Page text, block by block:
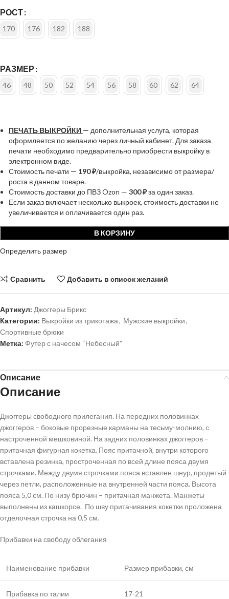
РОСТ
170 176 182 188
РАЗМЕР
46 48 50 52 54 56 58 60 62 64
ПЕЧАТЬ ВЫКРОЙКИ — дополнительная услуга, которая
оформляется по желанию через личный кабинет. Для заказа
печати необходимо предварительно приобрести выкройку в
электронном виде.
Стоимость печати — 190 ₽/выкройка, независимо от размера/
роста в данном товаре.
Стоимость доставки до ПВЗ Ozon — 300 ₽за один заказ.
Если заказ включает несколько выкроек, стоимость доставки не
увеличивается и оплачивается один раз.
В КОРЗИНУ
Определить размер
Сравнить Добавить в список желаний
Артикул: Джоггеры Брикс
Категории: Выкройки из трикотажа, Мужские выкройки,
Спортивные брюки
Метка: Футер с начесом “Небесный”
Описание
Описание
Джоггеры свободного прилегания. На передних половинках
джоггеров – боковые прорезные карманы на тесьму-молнию, с
настроченной мешковиной. На задних половинках джоггеров –
притачная фигурная кокетка. Пояс притачной, внутри которого
вставлена резинка, простроченная по всей длине пояса двумя
строчками. Между двумя строчками пояса вставлен шнур, продетый
через петли, расположенные на внутренней части пояса. Высота
пояса 5,0 см. По низу брючин – притачная манжета. Манжеты
выполнены из кашкорсе. По шву притачивания кокетки проложена
отделочная строчка на 0,5 см.
Прибавки на свободу облегания
Наименование прибавки Размер прибавки, см
Прибавка по талии 17-21